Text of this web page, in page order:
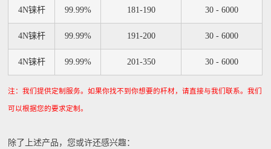
4N铼杆 99.99% 181-190 30 - 6000
4N铼杆 99.99% 191-200 30 - 6000
4N铼杆 99.99% 201-350 30 - 6000
注：我们提供定制服务。如果你找不到你想要的杆材，请直接与我们联系。我们
可以根据您的要求定制。
除了上述产品，您或许还感兴趣：